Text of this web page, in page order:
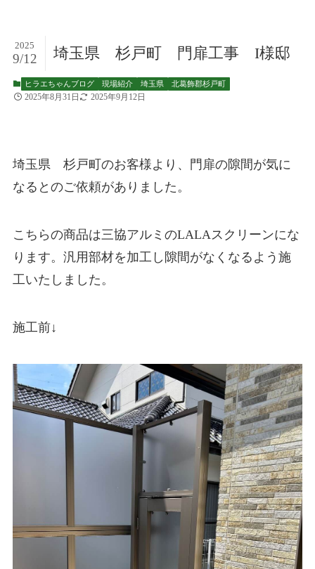
埼玉県 杉戸町 門扉工事 I様邸
2025
9/12
ヒラエちゃんブログ 現場紹介 埼玉県 北葛飾郡杉戸町
2025年8月31日 2025年9月12日
埼玉県 杉戸町のお客様より、門扉の隙間が気に
なるとのご依頼がありました。
こちらの商品は三協アルミのLALAスクリーンにな
ります。汎用部材を加工し隙間がなくなるよう施
工いたしました。
施工前↓